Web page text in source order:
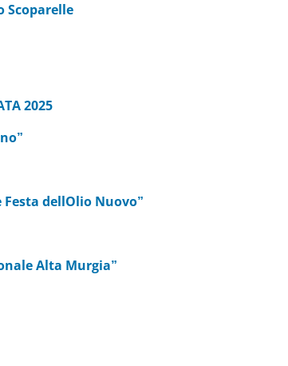
Scoparelle
2025
dellOlio Nuovo”
Alta Murgia”